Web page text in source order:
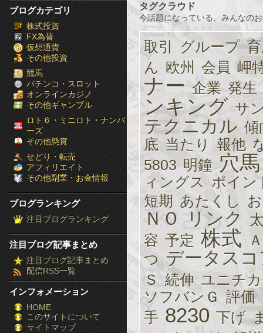
け
ア
ン
テ
ナ
［ブ
ロ
グ
ラ
ン
キ
ン
グ］-
株
FX
ブログカテゴリ
株式投資
FX為替
仮想通貨
その他投資
競馬
パチンコ・スロット
オンラインカジノ
その他ギャンブル
ロト６・ミニロト・ナンバ
ーズ
その他懸賞
せどり・転売
アフィリエイト
その他副業・お金情報
ブログランキング
注目ブログランキング
注目ブログ記事まとめ
注目ブログ記事まとめ
配信RSS一覧
インフォメーション
HOME
このサイトについて
サイトマップ
タグクラウド
今話題になっている、みんなの
取引 グループ
ん 欧州 会員 岬
ナー 企業 発生
ンキング サ
テクニカル 傾
底 当たり 報他
5803 明鐘 穴馬
ィングス ポイン
短期 あたくし
ＮＯ リンク
容 予定 株式
つ データスコ
Ｓ 続伸 ユニチカ
ソフバンＧ 評価
手 8230 下げ